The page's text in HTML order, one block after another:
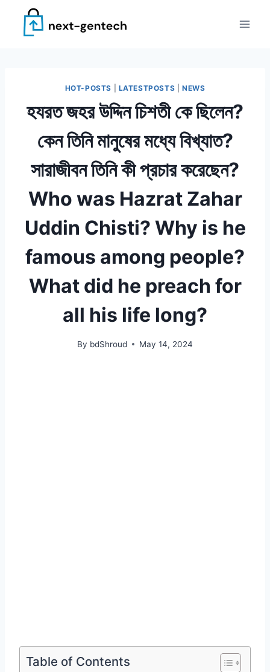
content
HOT-POSTS LATESTPOSTS |NEWS
হযরত জহর উদ্দিন চিশতী কে ছিলেন?
কেন তিনি মানুষের মধ্যে বিখ্যাত?
সারাজীবন তিনি কী প্রচার করেছেন?
Who was Hazrat Zahar
Uddin Chisti? Why is he
famous among people?
What did he preach for
all his life long?
By bdShroud May 14, 2024
Table of Contents